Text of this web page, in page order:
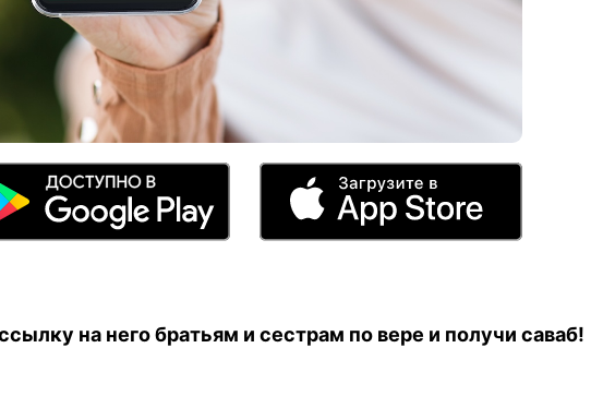
на него братьям и сестрам по вере и получи саваб!